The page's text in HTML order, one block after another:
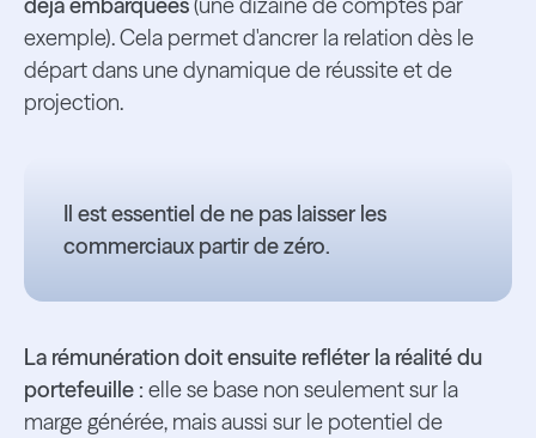
déjà embarquées(une dizaine de comptes par
exemple). Cela permet d'ancrer la relation dès le
départ dans une dynamique de réussite et de
projection.
Il est essentiel de ne pas laisser les
commerciaux partir de zéro.
La rémunération doit ensuite refléter la réalité du
portefeuille : elle se base non seulement sur la
marge générée, mais aussi sur le potentiel de